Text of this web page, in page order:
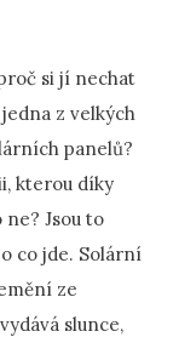
si jí nechat
z velkých
panelů?
kterou díky
Jsou to
co jde. Solární
ze
slunce,